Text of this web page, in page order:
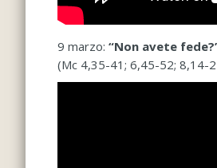
9 marzo: “Non avete
(Mc 4,35-41; 6,45-52; 8,14-